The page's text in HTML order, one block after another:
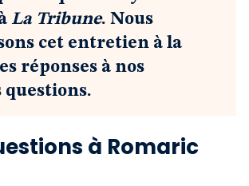
La Tribune. Nous
cet entretien à la
réponses à nos
questions.
à Romaric